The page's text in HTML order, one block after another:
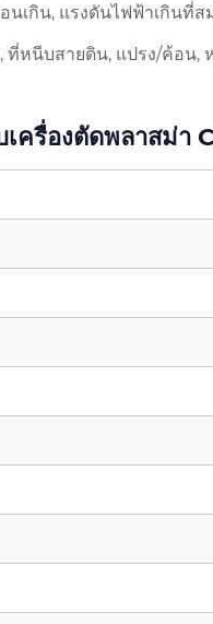
นเกิน, แรงดันไฟฟ้าเกิน
หนีบสายดิน, แปรง/ค้อน,
เครื่องตัดพลาสม่า